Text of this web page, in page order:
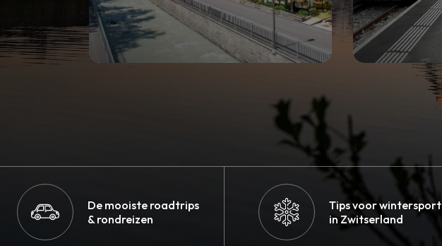
De mooiste roadtrips
& rondreizen
Tips voor wintersport
in Zwitserland